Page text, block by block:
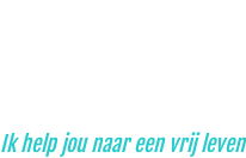
Ik help jou naar een vrij leven